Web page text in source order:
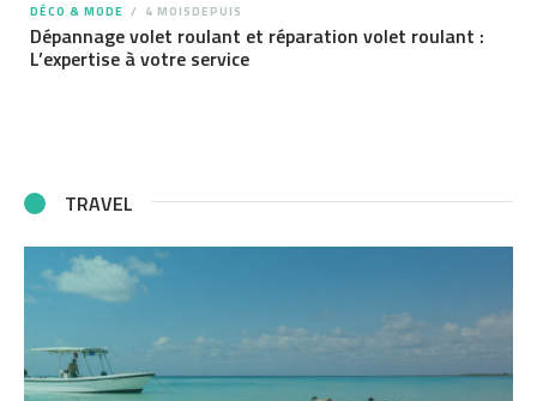
DÉCO & MODE 4 MOISDEPUIS
Dépannage volet roulant et réparation volet roulant :
L’expertise à votre service
TRAVEL